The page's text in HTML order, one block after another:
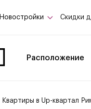
Новостройки Скидки
Расположение
Квартиры в Up-квартал